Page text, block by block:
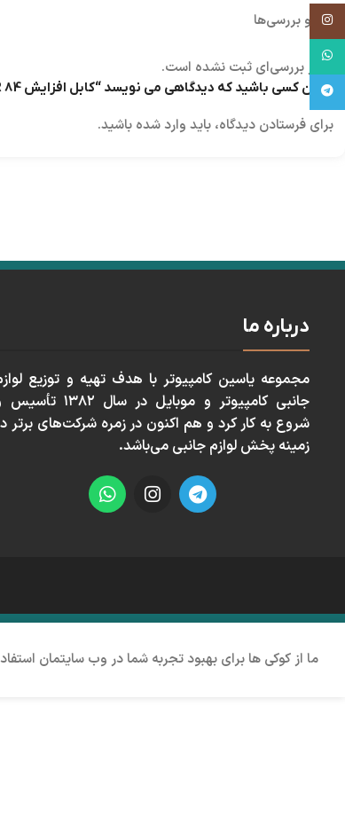
نقد و بررسی‌ها
هنوز بررسی‌ای ثبت نشده است.
اولین کسی باشید که دیدگاهی می نویسد “کابل افزایش 1/5M MACHER 84”
برای فرستادن دیدگاه، باید وارد شده باشید.
درباره ما
مجموعه ياسين كامپيوتر با هدف تهيه و توزيع
جانبی كامپيوتر و موبايل در سال ١٣٨٢
شروع به كار كرد و هم اكنون در زمره شركت‌های برتر
زمينه پخش لوازم جانبی می‌باشد.
اینستاگرام
تلگرام
ما از کوکی ها برای بهبود تجربه شما در وب سایتمان